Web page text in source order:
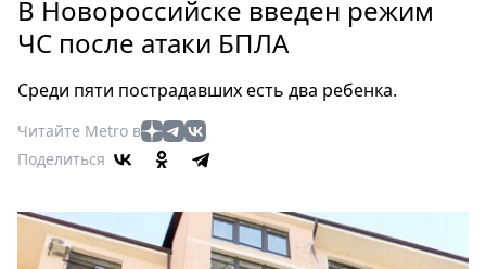
Россия
Мир
Еда
Туризм
Мода
Кино
Афиша
В Новороссийске введен режим
ЧС после атаки БПЛА
Среди пяти пострадавших есть два ребенка.
Читайте Metro в
Поделиться